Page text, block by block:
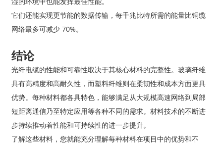
它们还能实现更节能的数据传输，每千兆比特所需的能量比铜缆
网络最多可减少 70%。
结论
光纤电缆的性能和可靠性取决于其核心材料的完整性。玻璃纤维
具有高精度和高耐久性，而塑料纤维则在柔韧性和成本方面更具
优势。每种材料都各具特色，能够满足从大规模高速网络到局部
短距离通信乃至特定应用等各种不同的需求。材料技术的不断进
步持续推动着性能和可持续性的进一步提升。
了解这些材料，您就能充分理解每种材料在项目中的优势和不